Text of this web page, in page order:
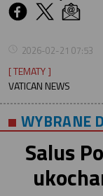
2026-02-21 07:53
[ TEMATY ]
VATICAN NEWS
WYBRANE
Salus